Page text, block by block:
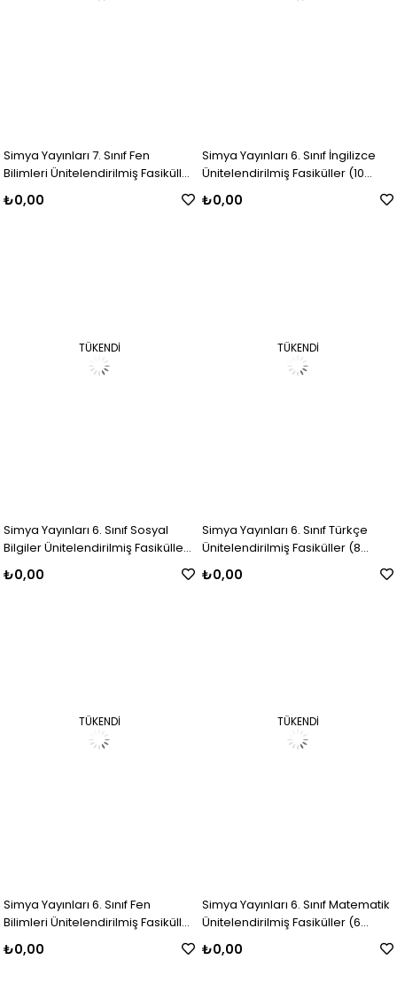
Simya Yayınları 7. Sınıf Fen
Bilimleri Ünitelendirilmiş Fasiküller
(7 Fasikül)
₺0,00
Simya Yayınları 6. Sınıf İngilizce
Ünitelendirilmiş Fasiküller (10
Fasikül, Fascicle Unit Booklet)
₺0,00
TÜKENDI
Simya Yayınları 6. Sınıf Sosyal
Bilgiler Ünitelendirilmiş Fasiküller
(7 Fasikül)
₺0,00
TÜKENDI
Simya Yayınları 6. Sınıf Türkçe
Ünitelendirilmiş Fasiküller (8
Fasikül)
₺0,00
TÜKENDI
Simya Yayınları 6. Sınıf Fen
Bilimleri Ünitelendirilmiş Fasiküller
₺0,00
TÜKENDI
Simya Yayınları 6. Sınıf Matematik
Ünitelendirilmiş Fasiküller (6
₺0,00